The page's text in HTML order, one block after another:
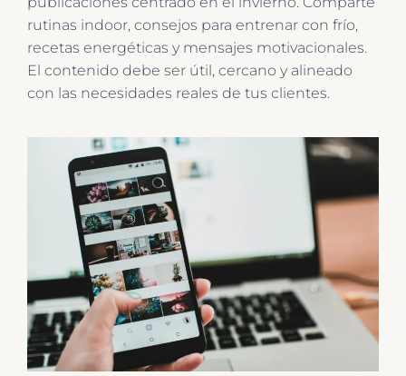
rutinas indoor, consejos para entrenar con frío,
recetas energéticas y mensajes motivacionales.
El contenido debe ser útil, cercano y alineado
con las necesidades reales de tus clientes.